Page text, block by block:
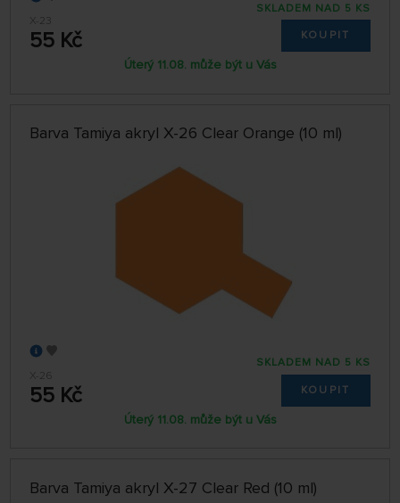
X-23
55 Kč
SKLADEM NAD 5 KS
KOUPIT
Úterý 11.08. může být u Vás
Barva Tamiya akryl X-26 Clear Orange (10 ml)
X-26
55 Kč
SKLADEM NAD 5 KS
KOUPIT
Úterý 11.08. může být u Vás
Barva Tamiya akryl X-27 Clear Red (10 ml)